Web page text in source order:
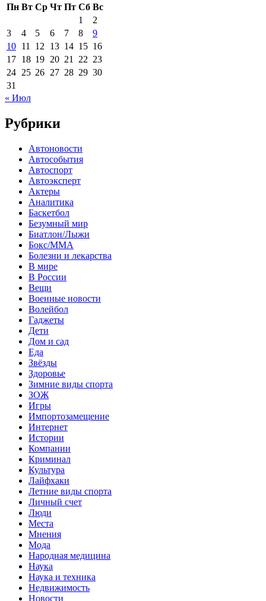
Пн Вт Ср Чт Пт Сб Вс
1
2
3
4 5 6 7 8
9
10 11 12 13 14 15 16
17 18 19 20 21 22 23
24 25 26 27 28 29 30
31
« Июл
Рубрики
Автоновости
Автособытия
Автоспорт
Автоэксперт
Актеры
Аналитика
Баскетбол
Безумный мир
Биатлон/Лыжи
Бокс/MMA
Болезни и лекарства
В мире
В России
Вещи
Военные новости
Волейбол
Гаджеты
Дети
Дом и сад
Еда
Звёзды
Здоровье
Зимние виды спорта
ЗОЖ
Игры
Импортозамещение
Интернет
Истории
Компании
Криминал
Культура
Лайфхаки
Летние виды спорта
Личный счет
Люди
Места
Мнения
Мода
Народная медицина
Наука
Наука и техника
Недвижимость
Новости